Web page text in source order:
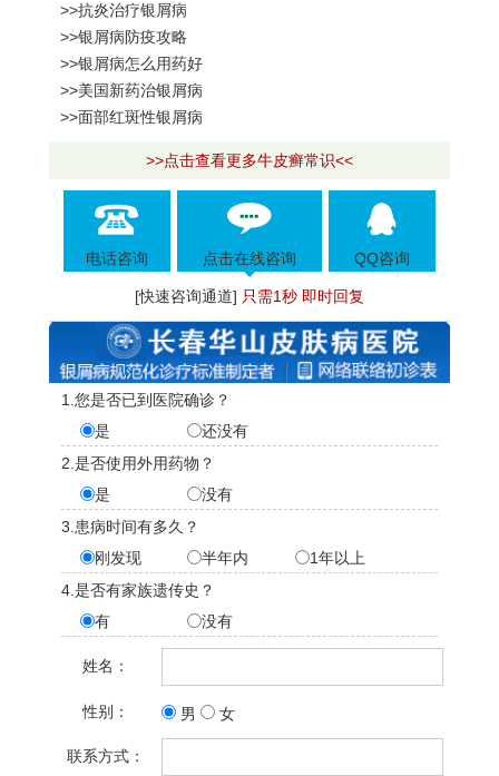
>>抗炎治疗银屑病
>>银屑病防疫攻略
>>银屑病怎么用药好
>>美国新药治银屑病
>>面部红斑性银屑病
>>点击查看更多牛皮癣常识<<
电话咨询 点击在线咨询 QQ咨询
[快速咨询通道] 只需1秒 即时回复
1.您是否已到医院确诊？
是
还没有
2.是否使用外用药物？
是
没有
3.患病时间有多久？
刚发现
半年内
1年以上
4.是否有家族遗传史？
有
没有
姓名：
性别： 男 女
联系方式：